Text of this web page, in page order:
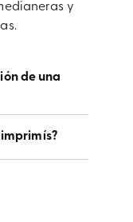
y
de una